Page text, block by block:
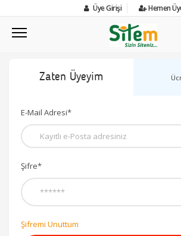
Üye Girişi Hemen
Zaten Üyeyim
E-Mail Adresi*
Şifre*
Şifremi Unuttum